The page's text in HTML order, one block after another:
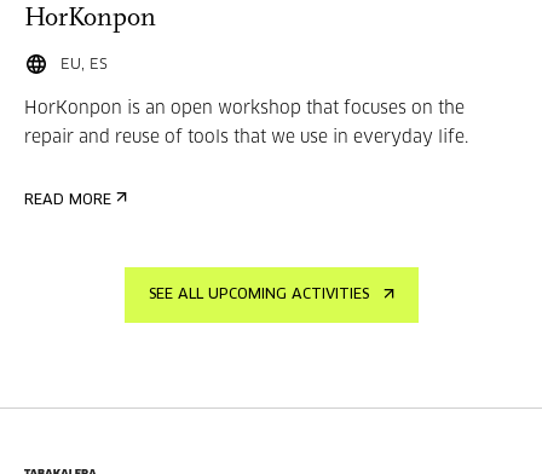
HorKonpon
EU, ES
HorKonpon is an open workshop that focuses on the
repair and reuse of tools that we use in everyday life.
READ MORE
SEE ALL UPCOMING ACTIVITIES